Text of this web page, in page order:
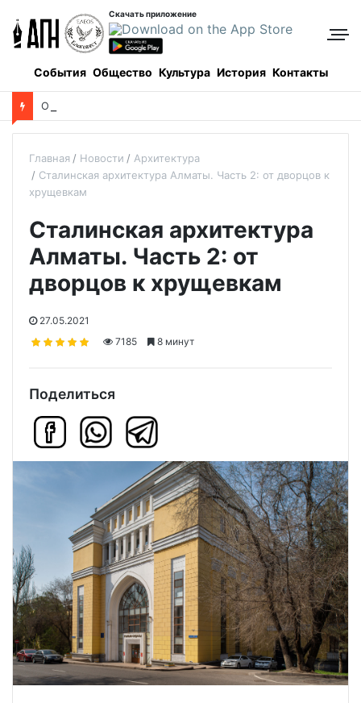
Скачать приложение
События Общество Культура История Контакты
Главная Новости
Архитектура
Сталинская архитектура Алматы. Часть 2: от дворцов к
хрущевкам
Сталинская архитектура
Алматы. Часть 2: от
дворцов к хрущевкам
27.05.2021
7185
8 минут
Поделиться